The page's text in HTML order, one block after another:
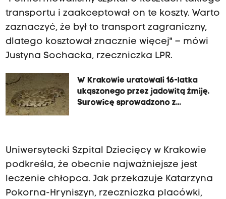
transportu i zaakceptował on te koszty. Warto
zaznaczyć, że był to transport zagraniczny,
dlatego kosztował znacznie więcej" – mówi
Justyna Sochacka, rzeczniczka LPR.
W Krakowie uratowali 16-latka
ukąszonego przez jadowitą żmiję.
Surowicę sprowadzono z
Uniwersytecki Szpital Dziecięcy w Krakowie
podkreśla, że obecnie najważniejsze jest
leczenie chłopca. Jak przekazuje Katarzyna
Pokorna-Hryniszyn, rzeczniczka placówki,